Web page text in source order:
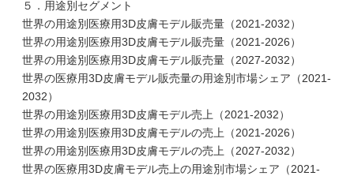
５．用途別セグメント
世界の用途別医療用3D皮膚モデル販売量（2021-2032）
世界の用途別医療用3D皮膚モデル販売量（2021-2026）
世界の用途別医療用3D皮膚モデル販売量（2027-2032）
世界の医療用3D皮膚モデル販売量の用途別市場シェア（2021-
2032）
世界の用途別医療用3D皮膚モデル売上（2021-2032）
世界の用途別医療用3D皮膚モデルの売上（2021-2026）
世界の用途別医療用3D皮膚モデルの売上（2027-2032）
世界の医療用3D皮膚モデル売上の用途別市場シェア（2021-